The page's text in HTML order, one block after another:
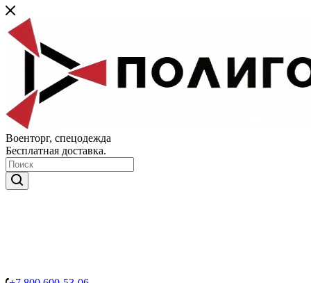
Военторг, спецодежда
Бесплатная доставка.